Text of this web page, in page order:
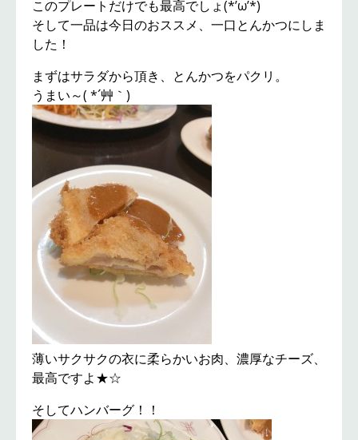
このプレートだけでも最高でしょ(*’ω’*)
そして一品は今日のおススメ、一口とんかつにしま
した！
まずはサラダから頂き、とんかつをパクリ。
うまい～( *´艸｀)
薄いサクサクの衣に柔らかいお肉、濃厚なチーズ、
最高ですよ★☆
そしてハンバーグ！！